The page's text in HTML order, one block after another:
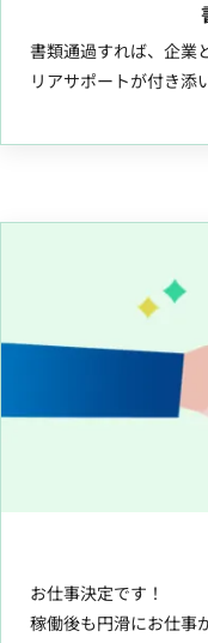
書類通過すれば、企業
リアサポートが付き添
お仕事決定です！
稼働後も円滑にお仕事